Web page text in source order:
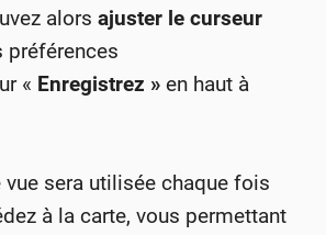
alorsajuster le curseur
préférences
« Enregistrez » en haut à
vue sera utilisée chaque fois
à la carte, vous permettant